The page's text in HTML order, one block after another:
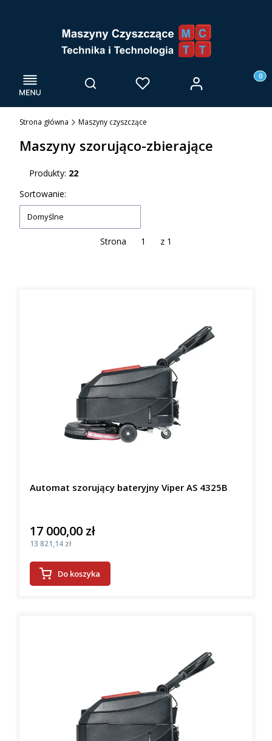
Menu Otwórz wyszukiwarkę
Szukaj Ulubione Zaloguj się
Strona główna Maszyny czyszczące
Maszyny szorująco-zbierające
Produkty: 22
Lista produktów
Sortowanie:
Domyślne
Strona z 1
Automat szorujący bateryjny Viper AS 4325B
Cena
17 000,00 zł
Cena
13 821,14 zł
Do koszyka